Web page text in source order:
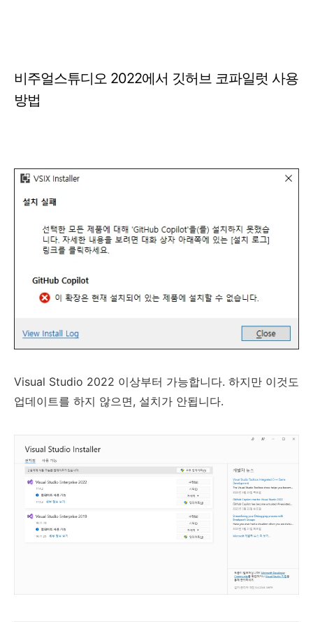
비주얼스튜디오 2022에서 깃허브 코파일럿 사용
방법
Visual Studio 2022 이상부터 가능합니다. 하지만 이것도
업데이트를 하지 않으면, 설치가 안됩니다.